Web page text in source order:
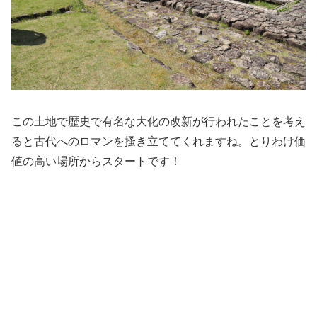
この土地で歴史で有名な大化の改新が行われたことを考え
ると古代へのロマンを搔き立ててくれますね。とりわけ価
値の高い場所からスタートです！